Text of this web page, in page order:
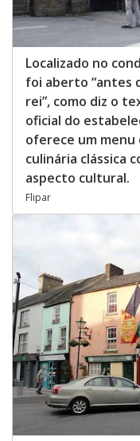
Localizado no
foi aberto “antes
rei”, como diz o
oficial do
oferece um menu
culinária clássica
aspecto cultural.
Flipar